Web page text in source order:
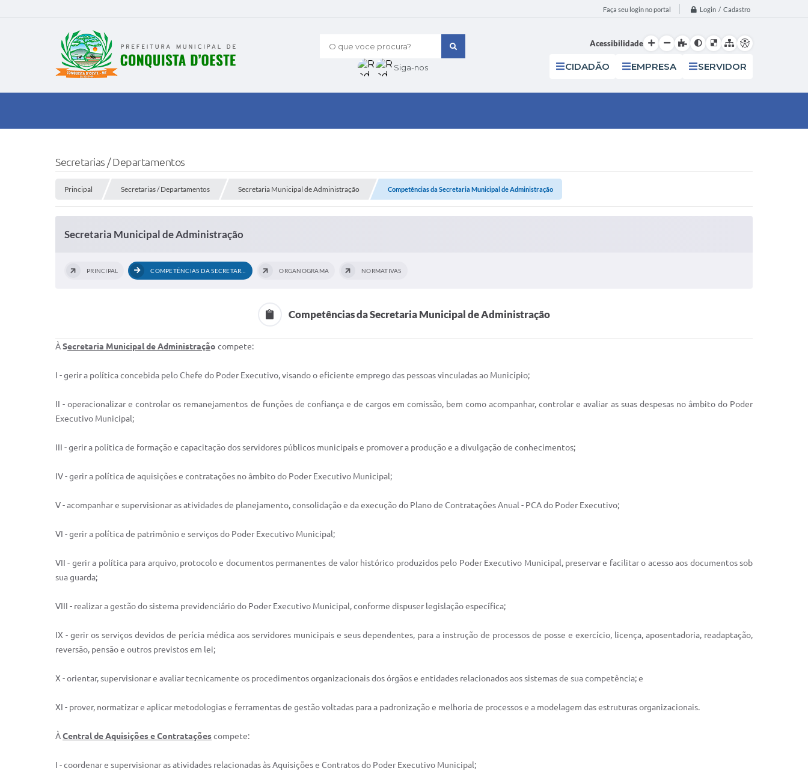
Faça seu login no portal Login / Cadastro
O que voce procura?
Siga-nos
Acessibilidade
CIDADÃO EMPRESA SERVIDOR
Secretarias / Departamentos
Principal Secretarias / Departamentos Secretaria Municipal de Administração Competências da Secretaria Municipal de Administração
Secretaria Municipal de Administração
PRINCIPAL ORGANOGRAMA NORMATIVAS
Competências da Secretaria Municipal de Administração
ÀSecretaria Municipal de Administração compete:
I - gerir a política concebida pelo Chefe do Poder Executivo, visando o eficiente emprego das pessoas vinculadas ao Município;
II - operacionalizar e controlar os remanejamentos de funções de confiança e de cargos em comissão, bem como acompanhar, controlar e avaliar as suas despesas no âmbito do Poder
Executivo Municipal;
III - gerir a política de formação e capacitação dos servidores públicos municipais e promover a produção e a divulgação de conhecimentos;
IV - gerir a política de aquisições e contratações no âmbito do Poder Executivo Municipal;
V - acompanhar e supervisionar as atividades de planejamento, consolidação e da execução do Plano de Contratações Anual - PCA do Poder Executivo;
VI - gerir a política de patrimônio e serviços do Poder Executivo Municipal;
VII - gerir a política para arquivo, protocolo e documentos permanentes de valor histórico produzidos pelo Poder Executivo Municipal, preservar e facilitar o acesso aos documentos sob
sua guarda;
VIII - realizar a gestão do sistema previdenciário do Poder Executivo Municipal, conforme dispuser legislação específica;
IX - gerir os serviços devidos de perícia médica aos servidores municipais e seus dependentes, para a instrução de processos de posse e exercício, licença, aposentadoria, readaptação,
reversão, pensão e outros previstos em lei;
X - orientar, supervisionar e avaliar tecnicamente os procedimentos organizacionais dos órgãos e entidades relacionados aos sistemas de sua competência; e
XI - prover, normatizar e aplicar metodologias e ferramentas de gestão voltadas para a padronização e melhoria de processos e a modelagem das estruturas organizacionais.
ÀCentral de Aquisições e Contrataçõescompete:
I - coordenar e supervisionar as atividades relacionadas às Aquisições e Contratos do Poder Executivo Municipal;